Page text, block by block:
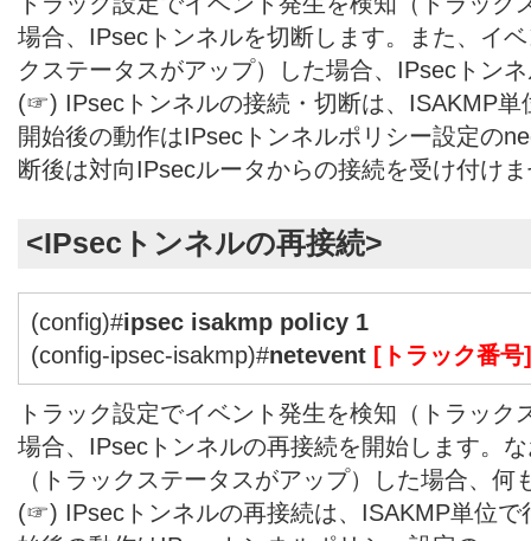
場合、IPsecトンネルを切断します。また、イ
クステータスがアップ）した場合、IPsecトン
(☞) IPsecトンネルの接続・切断は、ISAKMP単
開始後の動作はIPsecトンネルポリシー設定の
断後は対向IPsecルータからの接続を受け付け
<IPsecトンネルの再接続>
(config)#ipsec isakmp policy 1
(config-ipsec-isakmp)#netevent [トラック番号]
トラック設定でイベント発生を検知（トラック
場合、IPsecトンネルの再接続を開始します。
（トラックステータスがアップ）した場合、何
(☞) IPsecトンネルの再接続は、ISAKMP単位で